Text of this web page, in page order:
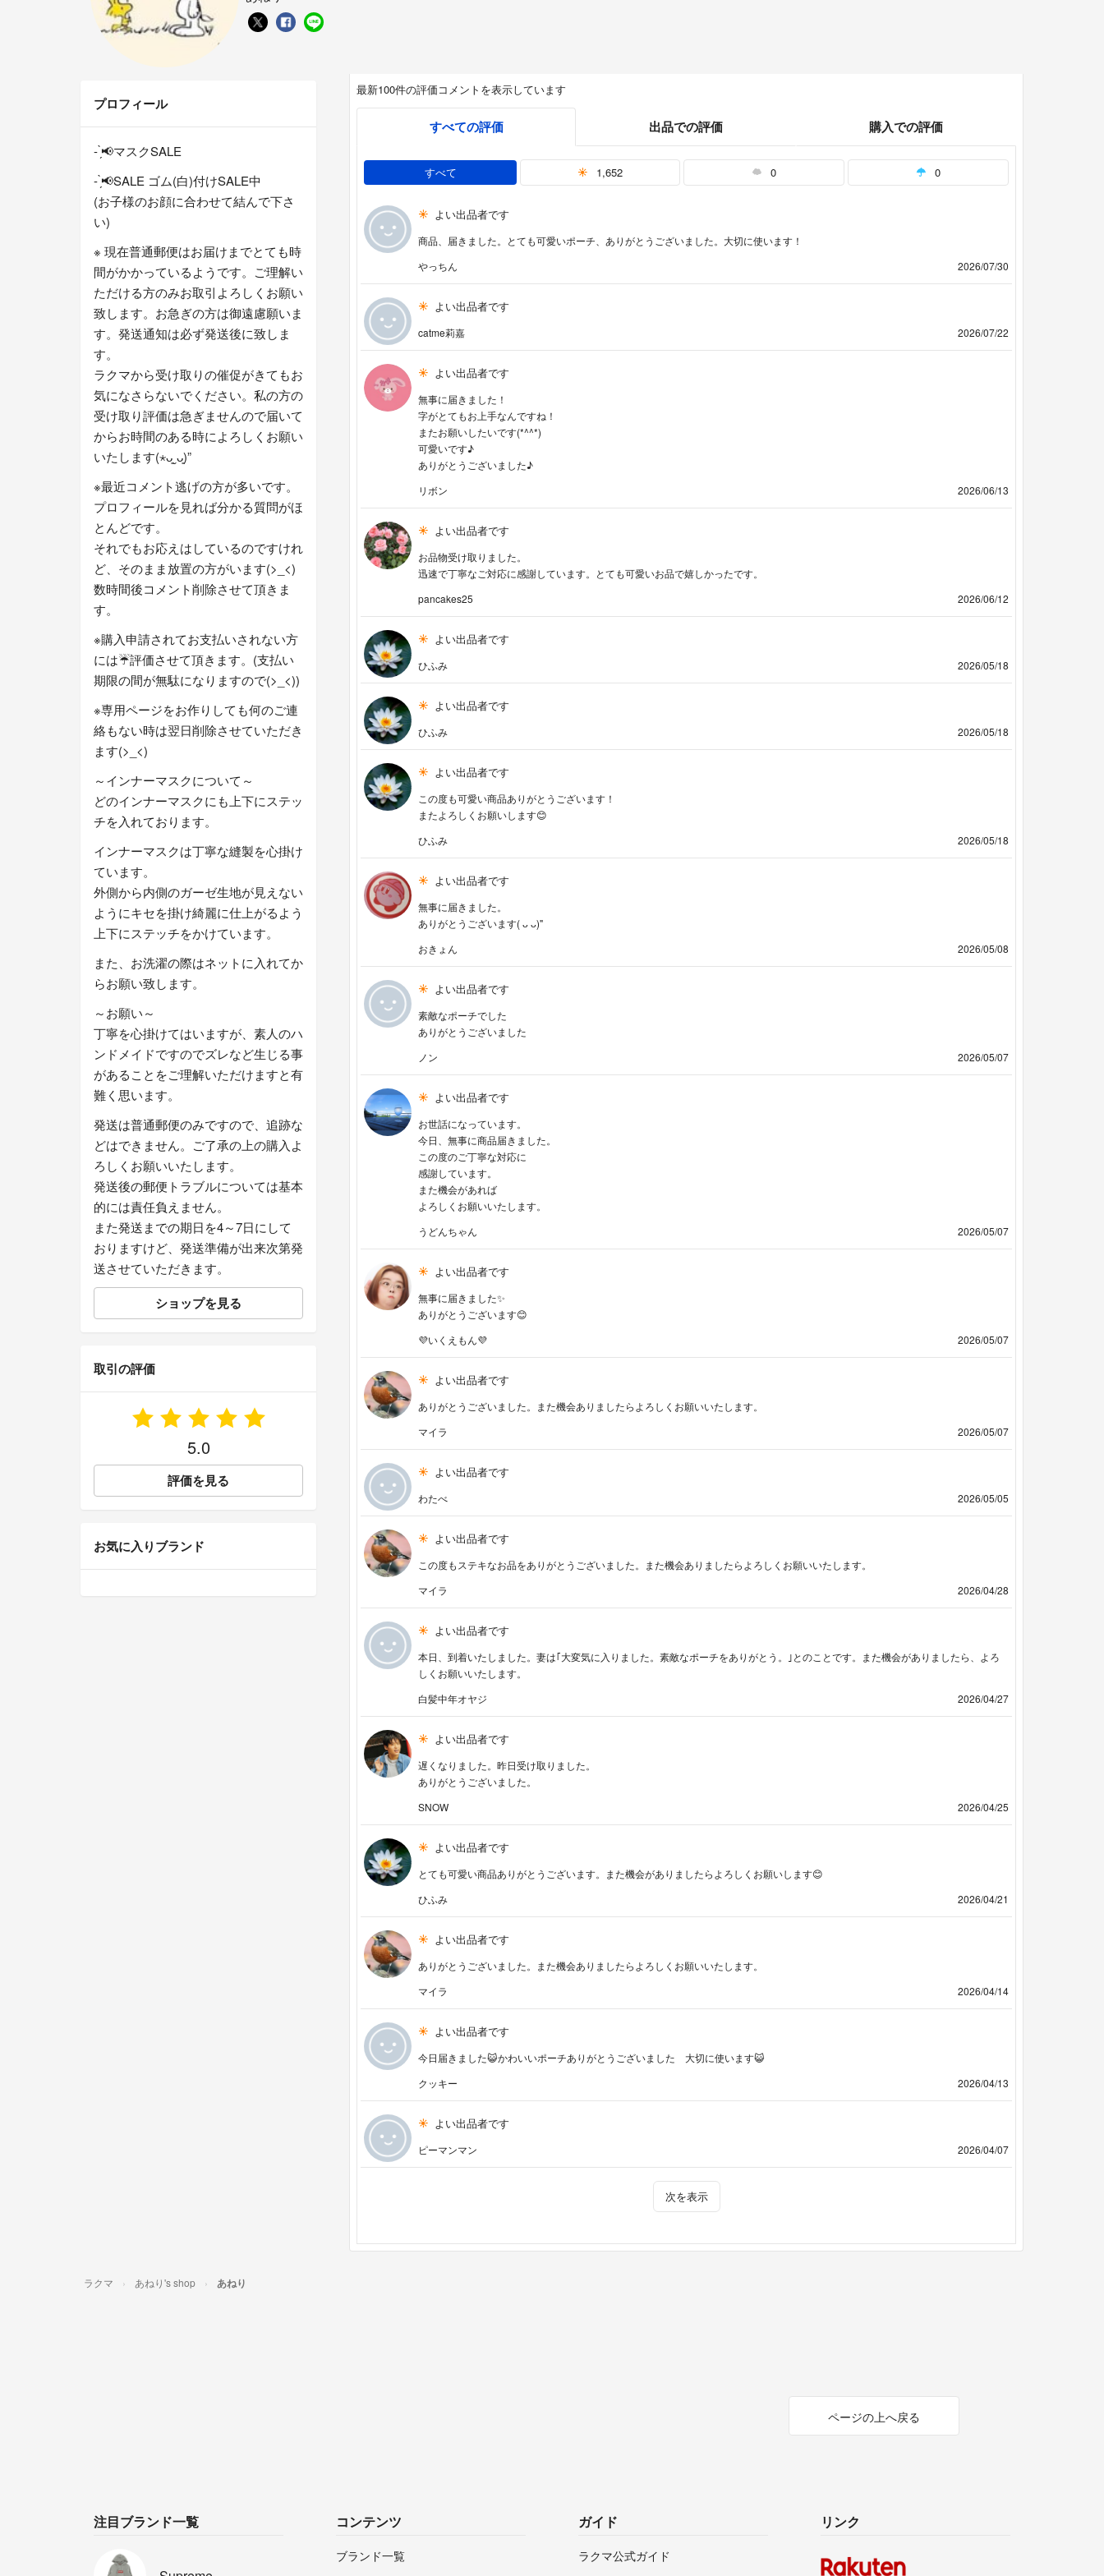
最新100件の評価コメントを表示しています
すべての評価 出品での評価 購入での評価
すべて 1,652 0 0
よい出品者です
商品、届きました。とても可愛いポーチ、ありがとうございました。大切に使います！
やっちん
2026/07/30
よい出品者です
catme莉嘉 2026/07/22
よい出品者です
無事に届きました！
字がとてもお上手なんですね！
またお願いしたいです(*^^*)
可愛いです♪
ありがとうございました♪
リボン
2026/06/13
よい出品者です
お品物受け取りました。
迅速で丁寧なご対応に感謝しています。とても可愛いお品で嬉しかったです。
pancakes25
2026/06/12
よい出品者です
ひふみ 2026/05/18
よい出品者です
ひふみ 2026/05/18
よい出品者です
この度も可愛い商品ありがとうございます！
またよろしくお願いします😊
ひふみ
2026/05/18
よい出品者です
無事に届きました。
ありがとうございます( ᴗ ᴗ)"
おきょん
2026/05/08
よい出品者です
素敵なポーチでした
ありがとうございました
ノン
2026/05/07
よい出品者です
お世話になっています。
今日、無事に商品届きました。
この度のご丁寧な対応に
感謝しています。
また機会があれば
よろしくお願いいたします。
うどんちゃん
2026/05/07
よい出品者です
無事に届きました✨
ありがとうございます😊
💜‪いくえもん💜‪
2026/05/07
よい出品者です
ありがとうございました。また機会ありましたらよろしくお願いいたします。
マイラ
2026/05/07
よい出品者です
わたべ 2026/05/05
よい出品者です
この度もステキなお品をありがとうございました。また機会ありましたらよろしくお願いいたします。
マイラ
2026/04/28
よい出品者です
本日、到着いたしました。妻は｢大変気に入りました。素敵なポーチをありがとう。｣とのことです。また機会がありましたら、よろ
しくお願いいたします。
白髪中年オヤジ
2026/04/27
よい出品者です
遅くなりました。昨日受け取りました。
ありがとうございました。
SNOW
2026/04/25
よい出品者です
とても可愛い商品ありがとうございます。また機会がありましたらよろしくお願いします😊
ひふみ
2026/04/21
よい出品者です
ありがとうございました。また機会ありましたらよろしくお願いいたします。
マイラ
2026/04/14
よい出品者です
今日届きました😺かわいいポーチありがとうございました 大切に使います😺
クッキー
2026/04/13
よい出品者です
ピーマンマン 2026/04/07
次を表示
プロフィール
- ̗̀📢マスクSALE
- ̗̀📢SALE ゴム(白)付けSALE中
(お子様のお顔に合わせて結んで下さ
い)
※ 現在普通郵便はお届けまでとても時
間がかかっているようです。ご理解い
ただける方のみお取引よろしくお願い
致します。お急ぎの方は御遠慮願いま
す。発送通知は必ず発送後に致しま
す。
ラクマから受け取りの催促がきてもお
気になさらないでください。私の方の
受け取り評価は急ぎませんので届いて
からお時間のある時によろしくお願い
いたします(⋆ᴗ͈ˬᴗ͈)”
※最近コメント逃げの方が多いです。
プロフィールを見れば分かる質問がほ
とんどです。
それでもお応えはしているのですけれ
ど、そのまま放置の方がいます(>_<)
数時間後コメント削除させて頂きま
す。
※購入申請されてお支払いされない方
には☔評価させて頂きます。(支払い
期限の間が無駄になりますので(>_<))
※専用ページをお作りしても何のご連
絡もない時は翌日削除させていただき
ます(>_<)
～インナーマスクについて～
どのインナーマスクにも上下にステッ
チを入れております。
インナーマスクは丁寧な縫製を心掛け
ています。
外側から内側のガーゼ生地が見えない
ようにキセを掛け綺麗に仕上がるよう
上下にステッチをかけています。
また、お洗濯の際はネットに入れてか
らお願い致します。
～お願い～
丁寧を心掛けてはいますが、素人のハ
ンドメイドですのでズレなど生じる事
があることをご理解いただけますと有
難く思います。
発送は普通郵便のみですので、追跡な
どはできません。ご了承の上の購入よ
ろしくお願いいたします。
発送後の郵便トラブルについては基本
的には責任負えません。
また発送までの期日を4～7日にして
おりますけど、発送準備が出来次第発
送させていただきます。
ショップを見る
取引の評価
5.0
評価を見る
お気に入りブランド
ラクマ あねり's shop あねり
ページの上へ戻る
注目ブランド一覧 コンテンツ
ブランド一覧
ガイド
ラクマ公式ガイド
リンク